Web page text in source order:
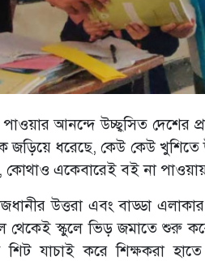
আনন্দে উচ্ছ্বসিত দেশের
জড়িয়ে ধরেছে, কেউ কেউ খুশিতে
একেবারেই বই না পাওয়ায়
উত্তরা এবং বাড্ডা
থেকেই স্কুলে ভিড় জমাতে শুরু
শিট যাচাই করে শিক্ষকরা